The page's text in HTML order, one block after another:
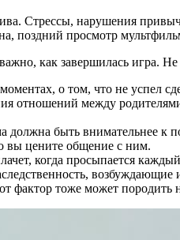
Стрессы, нарушения
поздний просмотр
как завершилась игра. Не
о том, что не успел
отношений между
быть внимательнее к
вы цените общение с ним.
когда просыпается
фактор тоже может